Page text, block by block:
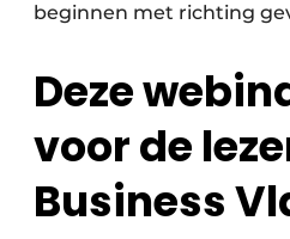
beginnen met richting
Deze
voor de
Business